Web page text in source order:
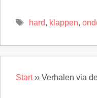
Tags
hard, klappen,
Start›› Verhalen via